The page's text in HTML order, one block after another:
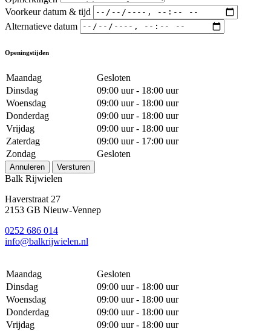
Voorkeur datum & tijd
Alternatieve datum
Openingstijden
Maandag
Gesloten
Dinsdag
09:00 uur - 18:00 uur
Woensdag
09:00 uur - 18:00 uur
Donderdag
09:00 uur - 18:00 uur
Vrijdag
09:00 uur - 18:00 uur
Zaterdag
09:00 uur - 17:00 uur
Zondag
Gesloten
Annuleren Versturen
Balk Rijwielen
Haverstraat 27
2153 GB Nieuw-Vennep
0252 686 014
info@balkrijwielen.nl
Maandag
Gesloten
Dinsdag
09:00 uur - 18:00 uur
Woensdag
09:00 uur - 18:00 uur
Donderdag
09:00 uur - 18:00 uur
Vrijdag
09:00 uur - 18:00 uur